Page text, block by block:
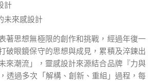
計
未來感設計
著思想無極限的創作和挑戰，經過年復一
破眼鏡保守的思想與成見，累積及淬鍊出
來潮流」，靈感設計來源結合品牌『力與
透過多次「解構、創新、重組」過程，每